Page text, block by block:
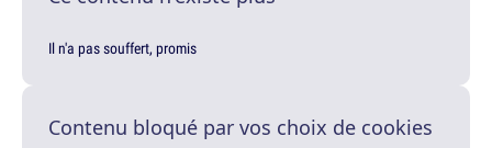
Il n'a pas souffert, promis
Contenu bloqué par vos choix de cookies